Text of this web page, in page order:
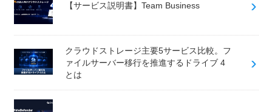
【サービス説明書】Team Business
クラウドストレージ主要5サービス比較。フ
ァイルサーバー移行を推進するドライブ 4
とは